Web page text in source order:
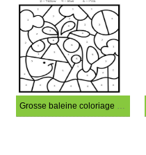
Grosse baleine coloriage magique